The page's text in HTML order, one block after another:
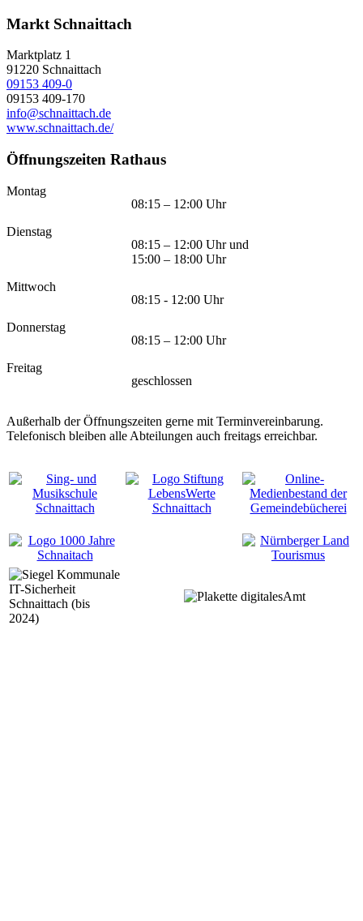
Markt Schnaittach
Marktplatz 1
91220 Schnaittach
09153 409-0
09153 409-170
info@schnaittach.de
www.schnaittach.de/
Öffnungszeiten Rathaus
Montag
08:15 – 12:00 Uhr
Dienstag
08:15 – 12:00 Uhr und
15:00 – 18:00 Uhr
Mittwoch
08:15 - 12:00 Uhr
Donnerstag
08:15 – 12:00 Uhr
Freitag
geschlossen
Außerhalb der Öffnungszeiten gerne mit Terminvereinbarung.
Telefonisch bleiben alle Abteilungen auch freitags erreichbar.